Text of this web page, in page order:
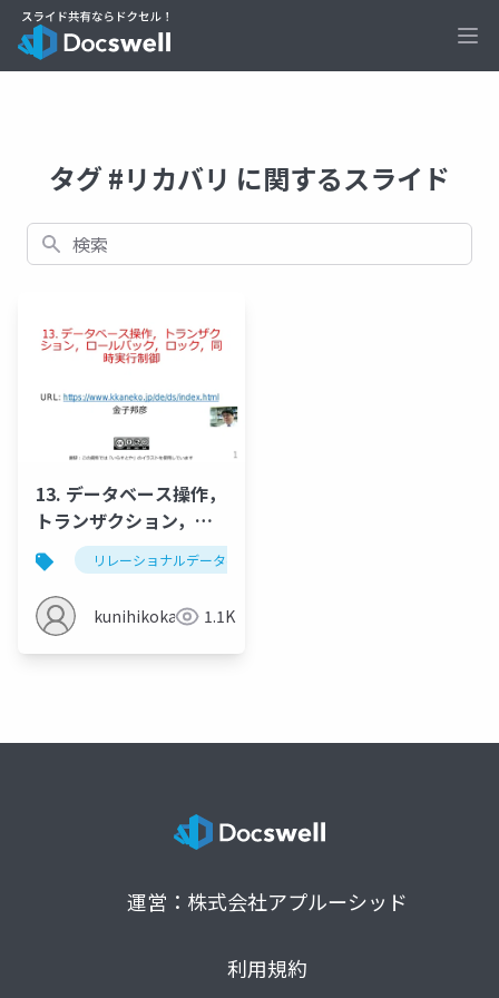
タグ #リカバリ に関するスライド
検索
13. データベース操作，
トランザクション，リ
カバリ，ロック，同時
実行制御
リレーショナルデータベース
kunihikokaneko1.1K
運営：株式会社アプルーシッド
利用規約